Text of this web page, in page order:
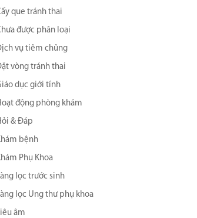
que tránh thai
được phân loại
vụ tiêm chủng
vòng tránh thai
dục giới tính
động phòng khám
& Đáp
bệnh
Phụ Khoa
lọc trước sinh
lọc Ung thư phụ khoa
âm